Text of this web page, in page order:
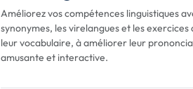
Améliorez vos compétences linguistiques
synonymes, les virelangues et les
leur vocabulaire, à améliorer leur
amusante et interactive.